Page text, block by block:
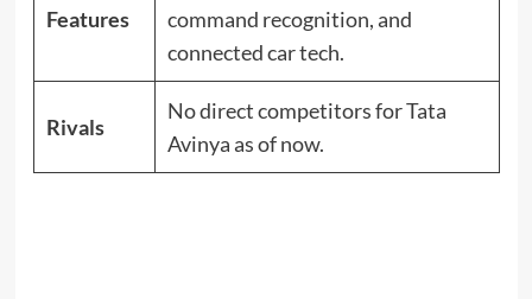
Features
command recognition, and
connected car tech.
Rivals
No direct competitors for Tata
Avinya as of now.